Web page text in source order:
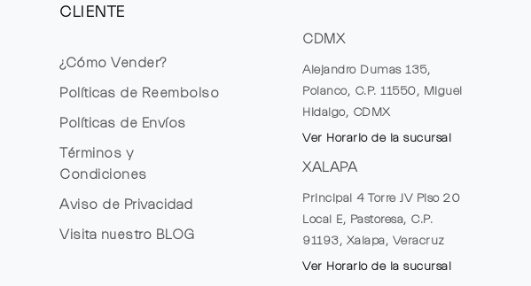
CLIENTE
¿Cómo Vender?
Políticas de Reembolso
Políticas de Envíos
Términos y
Condiciones
Aviso de Privacidad
Visita nuestro BLOG
CDMX
Alejandro Dumas 135,
Polanco, C.P. 11550, Miguel
Hidalgo, CDMX
Ver Horario de la sucursal
XALAPA
Principal 4 Torre JV Piso 20
Local E, Pastoresa, C.P.
91193, Xalapa, Veracruz
Ver Horario de la sucursal